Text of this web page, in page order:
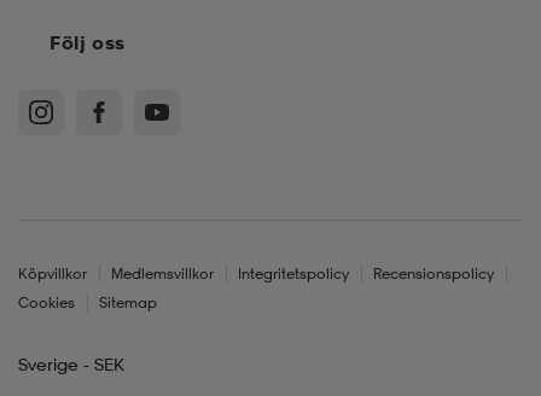
Följ oss
Köpvillkor Medlemsvillkor Integritetspolicy
Recensionspolicy
Cookies
Sitemap
Sverige - SEK